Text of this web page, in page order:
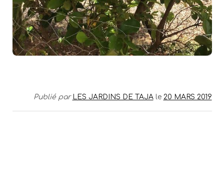
Publié par LES JARDINS DE TAJAle 20 MARS 2019